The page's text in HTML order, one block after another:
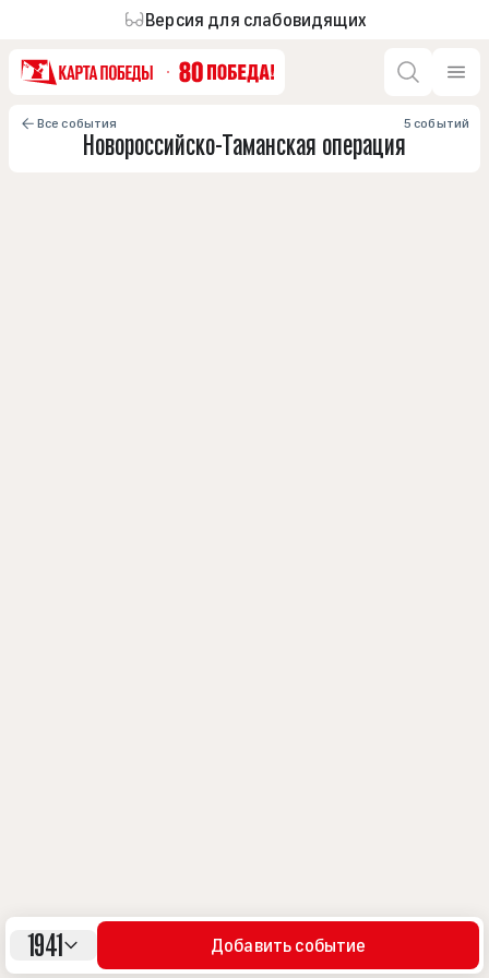
Версия для слабовидящих
1941 Добавить событие
Все события 5 событий
Новороссийско-Таманская операция